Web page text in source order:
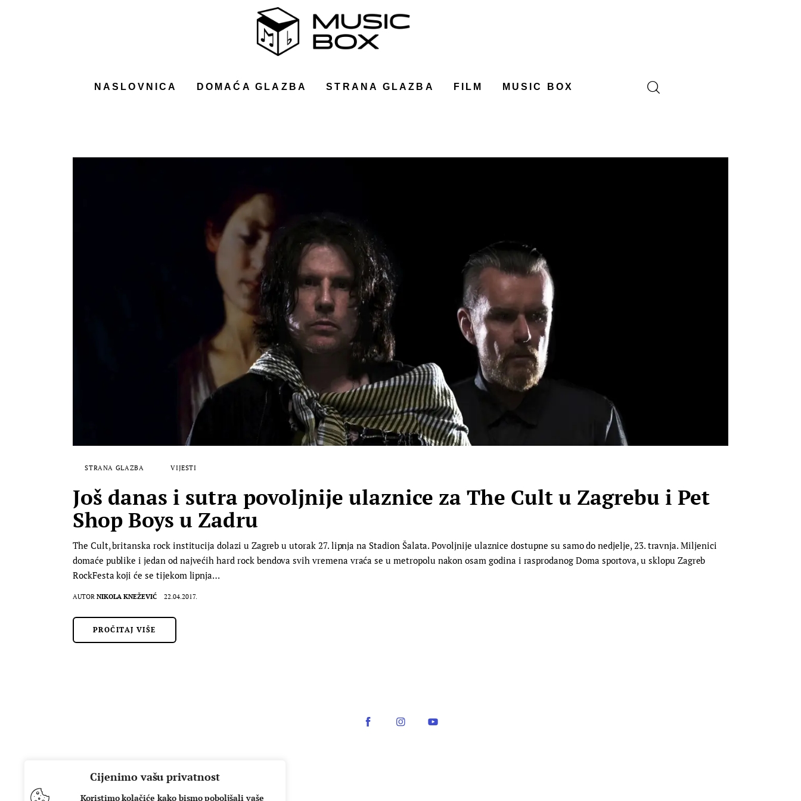
Cijenimo vašu privatnost
Koristimo kolačiće kako bismo poboljšali vaše
NASLOVNICA DOMAĆA GLAZBA STRANA GLAZBA FILM MUSIC BOX
STRANA GLAZBA VIJESTI
Još danas i sutra povoljnije ulaznice za The Cult u Zagrebu i Pet
Shop Boys u Zadru
The Cult, britanska rock institucija dolazi u Zagreb u utorak 27. lipnja na Stadion Šalata. Povoljnije ulaznice dostupne su samo do nedjelje, 23. travnja. Miljenici
domaće publike i jedan od najvećih hard rock bendova svih vremena vraća se u metropolu nakon osam godina i rasprodanog Doma sportova, u sklopu Zagreb
RockFesta koji će se tijekom lipnja…
AUTOR NIKOLA KNEŽEVIĆ 22.04.2017.
PROČITAJ VIŠE